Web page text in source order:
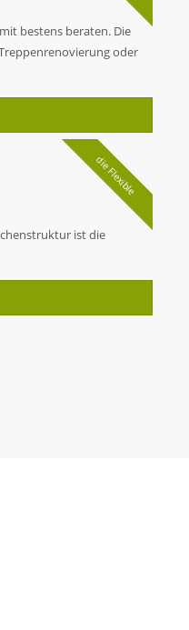
bestens beraten. Die
oder
die Flexible
ist die